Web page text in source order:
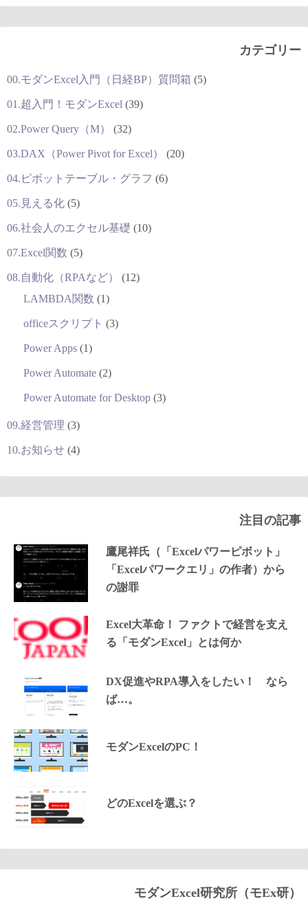
カテゴリー
00.モダンExcel入門（日経BP）質問箱 (5)
01.超入門！モダンExcel (39)
02.Power Query（M） (32)
03.DAX（Power Pivot for Excel） (20)
04.ピボットテーブル・グラフ (6)
05.見える化 (5)
06.社会人のエクセル基礎 (10)
07.Excel関数 (5)
08.自動化（RPAなど）
(12)
LAMBDA関数 (1)
officeスクリプト (3)
Power Apps (1)
Power Automate (2)
Power Automate for Desktop (3)
09.経営管理 (3)
10.お知らせ (4)
注目の記事
鷹尾祥氏（「Excelパワーピボット」
「Excelパワークエリ」の作者）から
の謝罪
Excel大革命！ ファクトで経営を支え
る「モダンExcel」とは何か
DX促進やRPA導入をしたい！ なら
ば…。
モダンExcelのPC！
どのExcelを選ぶ？
モダンExcel研究所（モEx研）